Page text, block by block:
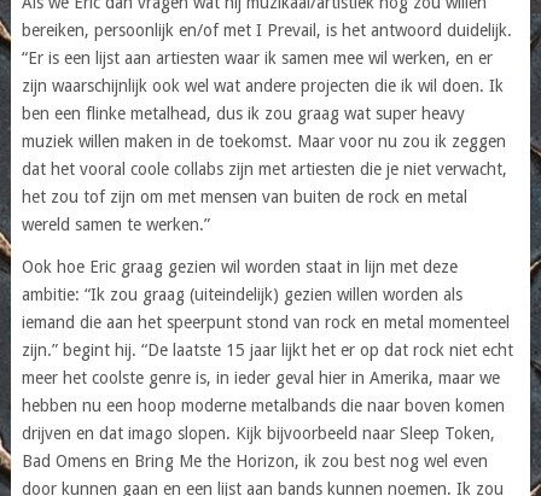
bereiken, persoonlijk en/of met I Prevail, is het antwoord duidelijk.
“Er is een lijst aan artiesten waar ik samen mee wil werken, en er
zijn waarschijnlijk ook wel wat andere projecten die ik wil doen. Ik
ben een flinke metalhead, dus ik zou graag wat super heavy
muziek willen maken in de toekomst. Maar voor nu zou ik zeggen
dat het vooral coole collabs zijn met artiesten die je niet verwacht,
het zou tof zijn om met mensen van buiten de rock en metal
wereld samen te werken.”
Ook hoe Eric graag gezien wil worden staat in lijn met deze
ambitie: “Ik zou graag (uiteindelijk) gezien willen worden als
iemand die aan het speerpunt stond van rock en metal momenteel
zijn.” begint hij. “De laatste 15 jaar lijkt het er op dat rock niet echt
meer het coolste genre is, in ieder geval hier in Amerika, maar we
hebben nu een hoop moderne metalbands die naar boven komen
drijven en dat imago slopen. Kijk bijvoorbeeld naar Sleep Token,
Bad Omens en Bring Me the Horizon, ik zou best nog wel even
door kunnen gaan en een lijst aan bands kunnen noemen. Ik zou